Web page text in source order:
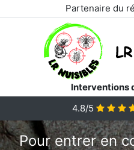
Partenaire du
Interventions
4.8/5
Pour entrer en